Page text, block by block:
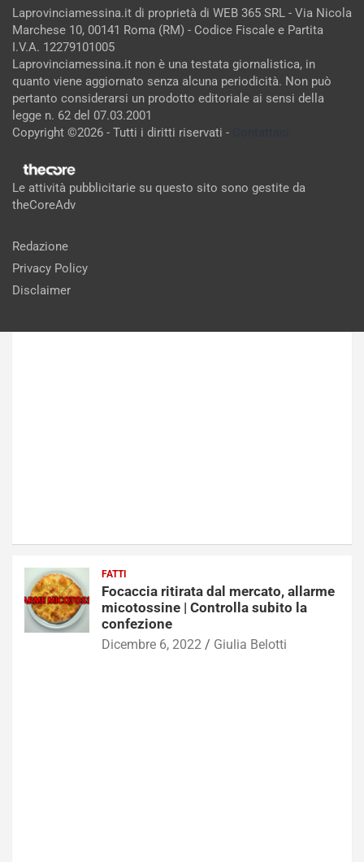
FATTI
Feste di Natale, brutta sorpresa per
gli italiani | Scatta l’allarme:
situazione al limite
FATTI
Focaccia ritirata dal mercato, allarme
micotossine | Controlla subito la
confezione
Dicembre 6, 2022 Giulia Belotti
Laprovinciamessina.it di proprietà di WEB 365 SRL - Via Nicola
Marchese 10, 00141 Roma (RM) - Codice Fiscale e Partita
I.V.A. 12279101005
Laprovinciamessina.it non è una testata giornalistica, in
quanto viene aggiornato senza alcuna periodicità. Non può
pertanto considerarsi un prodotto editoriale ai sensi della
legge n. 62 del 07.03.2001
Copyright ©2026 - Tutti i diritti riservati -
Le attività pubblicitarie su questo sito sono gestite da
theCoreAdv
Redazione
Privacy Policy
Disclaimer